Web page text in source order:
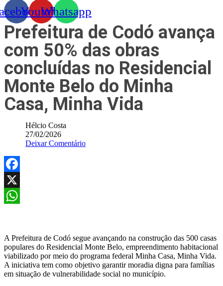
YoutubeWhatsapp
Prefeitura de Codó avança
com 50% das obras
concluídas no Residencial
Monte Belo do Minha
Casa, Minha Vida
Hélcio Costa
27/02/2026
Deixar Comentário
Facebook
X
A Prefeitura de Codó segue avançando na construção das 500 casas
populares do Residencial Monte Belo, empreendimento habitacional
viabilizado por meio do programa federal Minha Casa, Minha Vida.
A iniciativa tem como objetivo garantir moradia digna para famílias
em situação de vulnerabilidade social no município.